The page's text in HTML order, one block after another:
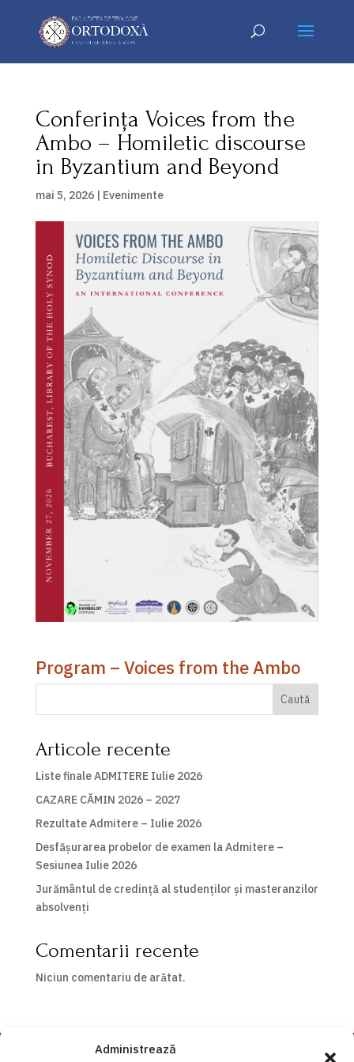
Administrează
Conferința Voices from the
Ambo – Homiletic discourse
in Byzantium and Beyond
mai 5, 2026| Evenimente
Program – Voices from the Ambo
Caută
Articole recente
Liste finale ADMITERE Iulie 2026
CAZARE CĂMIN 2026 – 2027
Rezultate Admitere – Iulie 2026
Desfășurarea probelor de examen la Admitere –
Sesiunea Iulie 2026
Jurământul de credință al studenților și masteranzilor
absolvenți
Comentarii recente
Niciun comentariu de arătat.